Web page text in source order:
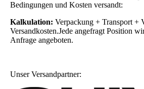
Bedingungen und Kosten versandt:
Kalkulation: Verpackung + Transport +
Versandkosten.Jede angefragt Position
Anfrage angeboten.
Unser Versandpartner: